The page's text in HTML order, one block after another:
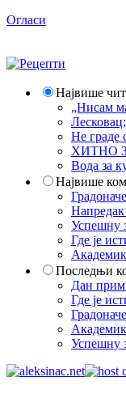
Огласи
Највише
„Нисам
Не граде
ХИТНО ЗА
Вода за
Највише
Напредак
Успешну
Где је
Последњи
Дан
Где је
Успешну